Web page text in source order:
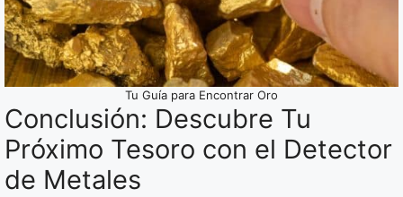
Tu Guía para Encontrar Oro
Conclusión: Descubre Tu
Próximo Tesoro con el Detector
de Metales